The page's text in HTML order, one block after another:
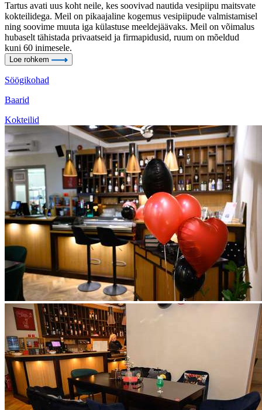
Tartus avati uus koht neile, kes soovivad nautida vesipiipu maitsvate
kokteilidega. Meil on pikaajaline kogemus vesipiipude valmistamisel
ning soovime muuta iga külastuse meeldejäävaks. Meil on võimalus
hubaselt tähistada privaatseid ja firmapidusid, ruum on mõeldud
kuni 60 inimesele.
Loe rohkem
Söögikohad
Baarid
Kokteilid